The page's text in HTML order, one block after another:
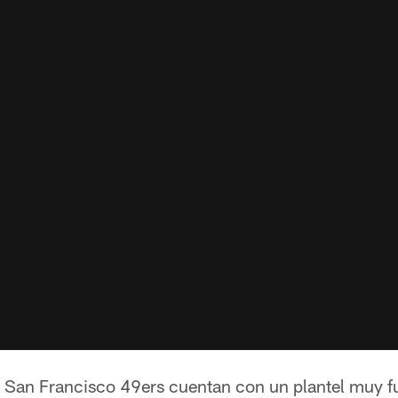
San Francisco 49ers cuentan con un plantel muy